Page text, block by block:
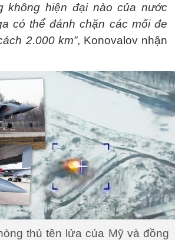
không hiện đại nào của nước
có thể đánh chặn các mối đe
2.000 km”, Konovalov nhận
thủ tên lửa của Mỹ và đồng